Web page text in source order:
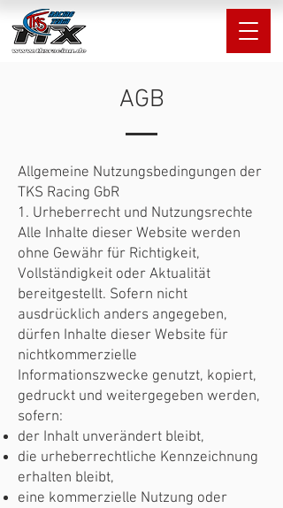
AGB
Allgemeine Nutzungsbedingungen der
TKS Racing GbR
1. Urheberrecht und Nutzungsrechte
Alle Inhalte dieser Website werden
ohne Gewähr für Richtigkeit,
Vollständigkeit oder Aktualität
bereitgestellt. Sofern nicht
ausdrücklich anders angegeben,
dürfen Inhalte dieser Website für
nichtkommerzielle
Informationszwecke genutzt, kopiert,
gedruckt und weitergegeben werden,
sofern:
der Inhalt unverändert bleibt,
die urheberrechtliche Kennzeichnung
erhalten bleibt,
eine kommerzielle Nutzung oder